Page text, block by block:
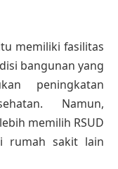
memiliki fasilitas
bangunan yang
peningkatan
Namun,
memilih RSUD
rumah sakit lain